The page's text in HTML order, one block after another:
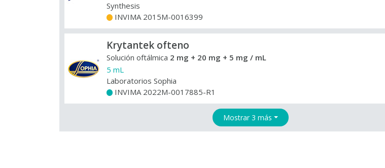
Synthesis
INVIMA 2015M-0016399
Krytantek ofteno
Solución oftálmica 2 mg + 20 mg + 5 mg / mL
5 mL
Laboratorios Sophia
INVIMA 2022M-0017885-R1
Mostrar 3 más